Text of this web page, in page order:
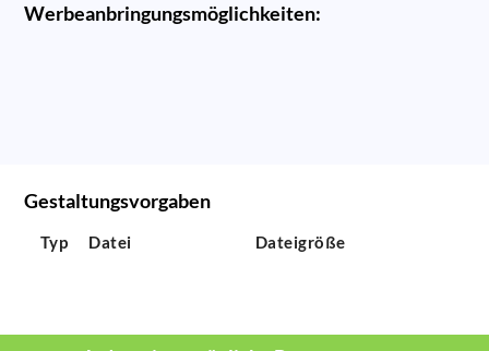
Werbeanbringungsmöglichkeiten:
Gestaltungsvorgaben
Typ Datei Dateigröße